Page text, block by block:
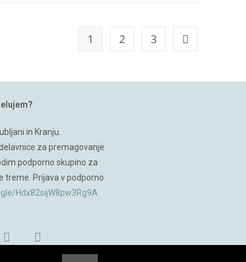
1 2 3
in Kranju.
za premagovanje
podporno skupino za
treme. Prijava v podporno
Hdx82sijW8pw3Rg9A